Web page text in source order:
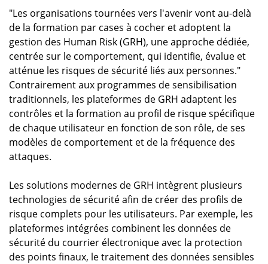
"Les organisations tournées vers l'avenir vont au-delà
de la formation par cases à cocher et adoptent la
gestion des Human Risk (GRH), une approche dédiée,
centrée sur le comportement, qui identifie, évalue et
atténue les risques de sécurité liés aux personnes."
Contrairement aux programmes de sensibilisation
traditionnels, les plateformes de GRH adaptent les
contrôles et la formation au profil de risque spécifique
de chaque utilisateur en fonction de son rôle, de ses
modèles de comportement et de la fréquence des
attaques.
Les solutions modernes de GRH intègrent plusieurs
technologies de sécurité afin de créer des profils de
risque complets pour les utilisateurs. Par exemple, les
plateformes intégrées combinent les données de
sécurité du courrier électronique avec la protection
des points finaux, le traitement des données sensibles